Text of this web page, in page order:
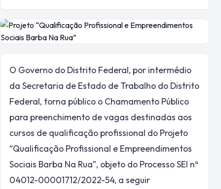
O Governo do Distrito Federal, por intermédio
da Secretaria de Estado de Trabalho do Distrito
Federal, torna público o Chamamento Público
para preenchimento de vagas destinadas aos
cursos de qualificação profissional do Projeto
“Qualificação Profissional e Empreendimentos
Sociais Barba Na Rua”, objeto do Processo SEI nº
04012-00001712/2022-54, a seguir